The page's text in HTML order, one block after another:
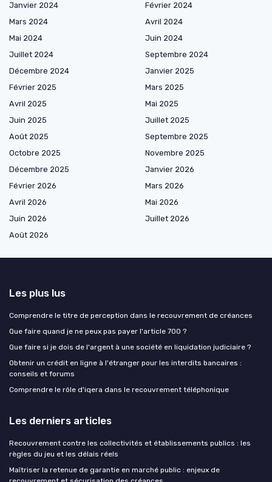
Janvier 2024
Février 2024
Mars 2024
Avril 2024
Mai 2024
Juin 2024
Juillet 2024
Septembre 2024
Décembre 2024
Janvier 2025
Février 2025
Mars 2025
Avril 2025
Mai 2025
Juin 2025
Juillet 2025
Août 2025
Septembre 2025
Octobre 2025
Novembre 2025
Décembre 2025
Janvier 2026
Février 2026
Mars 2026
Avril 2026
Mai 2026
Juin 2026
Juillet 2026
Août 2026
Les plus lus
Comprendre le titre de perception dans le recouvrement de créances
Que faire quand je ne peux pas payer l'article 700 ?
Que faire si je dois de l'argent à une société en liquidation judiciaire ?
Obtenir un crédit en ligne à l'étranger pour les interdits bancaires :
conseils et forums
Comprendre le rôle d'iqera dans le recouvrement téléphonique
Les derniers articles
Recouvrement contre les collectivités et établissements publics : les
règles du jeu et les délais réels
Maîtriser la retenue de garantie en marché public : enjeux de